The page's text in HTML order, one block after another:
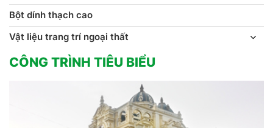
Bột dính thạch cao
Vật liệu trang trí ngoại thất
CÔNG TRÌNH TIÊU BIỂU